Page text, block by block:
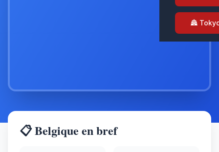
🏯
📋 Belgique en bref